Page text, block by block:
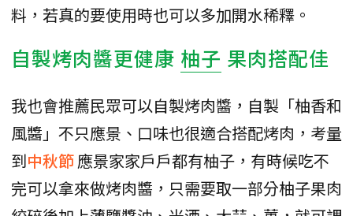
料，若真的要使用時也可以多加開水稀釋。
自製烤肉醬更健康 柚子 果肉搭配佳
我也會推薦民眾可以自製烤肉醬，自製「柚香和
風醬」不只應景、口味也很適合搭配烤肉，考量
到中秋節應景家家戶戶都有柚子，有時候吃不
完可以拿來做烤肉醬，只需要取一部分柚子果肉